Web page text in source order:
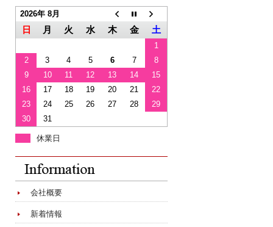
2026年 8月
日 月 火 水 木 金 土
1
2
3 4 5 6 7
8
9
10 11 12 13 14
15
16
17 18 19 20 21
22
23
24 25 26 27 28
29
30
31
休業日
会社概要
新着情報